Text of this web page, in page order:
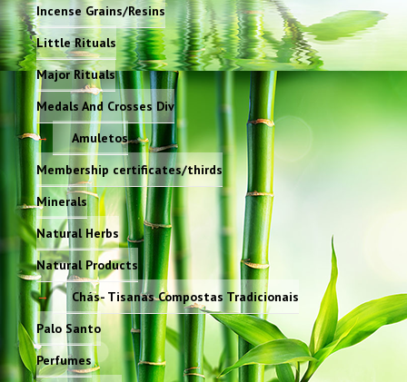
Incense Grains/Resins
Little Rituals
Major Rituals
Medals And Crosses Div
Amuletos
Membership certificates/thirds
Minerals
Natural Herbs
Natural Products
Chás- Tisanas Compostas Tradicionais
Palo Santo
Perfumes